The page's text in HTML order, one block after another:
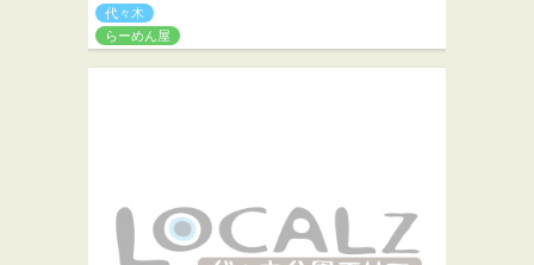
代々木
らーめん屋